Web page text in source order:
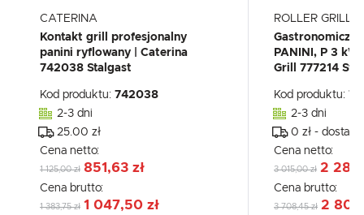
CATERINA
Kontakt grill profesjonalny
panini ryflowany | Caterina
742038 Stalgast
Kod produktu: 742038
2-3 dni
25.00 zł
Cena netto:
1 125,00 zł 851,63 zł
Cena brutto:
1 383,75 zł 1 047,50 zł
ROLLER GRILL
PANINI, P 3
Grill 777214
Kod produktu:
2-3 dni
0 zł -
Cena netto:
3 015,00 zł 2
Cena brutto:
3 708,45 zł 2